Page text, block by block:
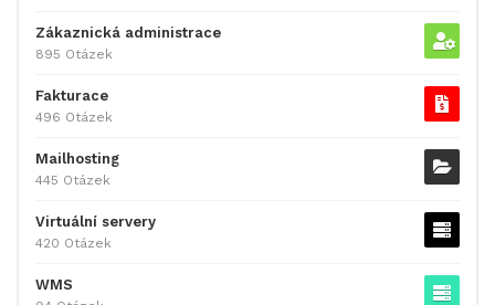
Zákaznická administrace
895 Otázek
Fakturace
496 Otázek
Mailhosting
445 Otázek
Virtuální servery
420 Otázek
WMS